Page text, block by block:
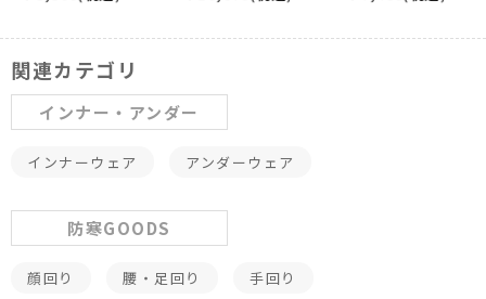
関連カテゴリ
インナー・アンダー
インナーウェア アンダーウェア
防寒GOODS
顔回り 腰・足回り 手回り